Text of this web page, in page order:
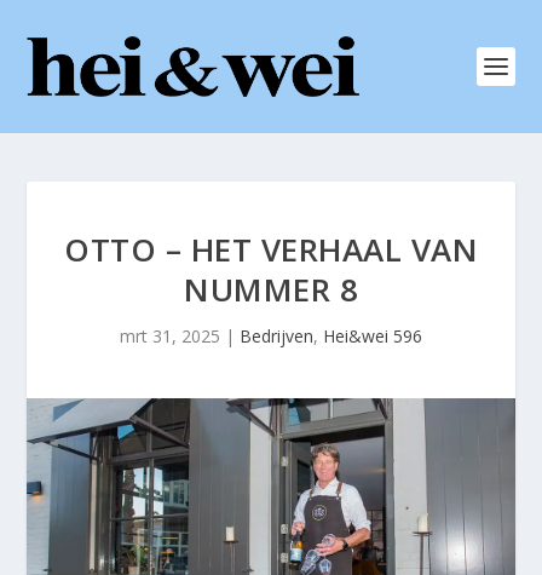
OTTO – HET VERHAAL VAN
NUMMER 8
mrt 31, 2025 | Bedrijven, Hei&wei 596